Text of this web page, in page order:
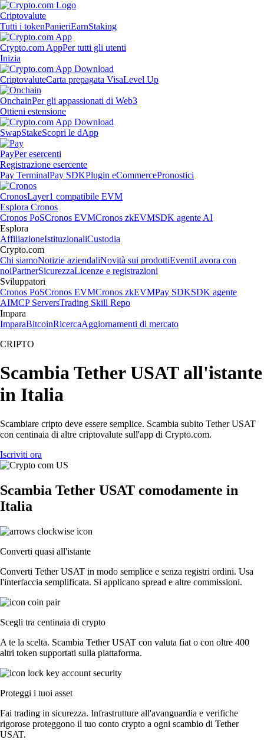
Criptovalute
Tutti i tokenPanieriEarnStaking
Crypto.com AppPer tutti gli utenti
Inizia
CriptovaluteCarta prepagata VisaLevel Up
OnchainPer gli appassionati di Web3
Ottieni estensione
SwapStakeScopri le dApp
PayPer esercenti
Registrazione esercente
Pay TerminalPay SDKPlugin eCommercePronostici
CronosLayer1 compatibile EVM
Esplora Cronos
Cronos PoSCronos EVMCronos zkEVMSDK agente AI
Esplora
AffiliazioneIstituzionaliCustodia
Crypto.com
Chi siamoNotizie aziendaliNovità sui prodottiEventiLavora con
noiPartnerSicurezzaLicenze e registrazioni
Sviluppatori
Cronos PoSCronos EVMCronos zkEVMPay SDKSDK agente
AIMCP ServersTrading Skill Repo
Impara
ImparaBitcoinRicercaAggiornamenti di mercato
CRIPTO
Scambia Tether USAT all'istante
in Italia
Scambiare cripto deve essere semplice. Scambia subito Tether USAT
con centinaia di altre criptovalute sull'app di Crypto.com.
Iscriviti ora
Scambia Tether USAT comodamente in
Italia
Converti quasi all'istante
Converti Tether USAT in modo semplice e senza registri ordini. Usa
l'interfaccia semplificata. Si applicano spread e altre commissioni.
Scegli tra centinaia di crypto
A te la scelta. Scambia Tether USAT con valuta fiat o con oltre 400
altri token supportati sulla piattaforma.
Proteggi i tuoi asset
Fai trading in sicurezza. Infrastrutture all'avanguardia e verifiche
rigorose proteggono il tuo conto crypto a ogni scambio di Tether
USAT.